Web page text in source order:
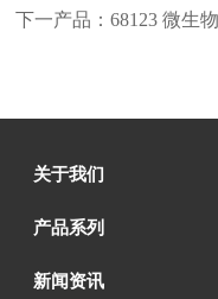
下一产品：68123 微生
关于我们
产品系列
新闻资讯